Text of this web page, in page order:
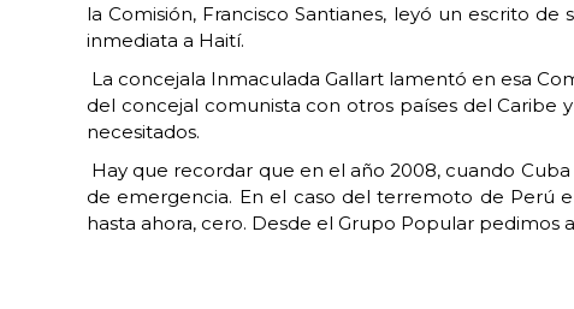
la Comisión, Francisco Santianes, leyó un escrito
inmediata a Haití.
La concejala Inmaculada Gallart lamentó en esa
del concejal comunista con otros países del Caribe
necesitados.
Hay que recordar que en el año 2008, cuando
de emergencia. En el caso del terremoto de Perú
hasta ahora, cero. Desde el Grupo Popular